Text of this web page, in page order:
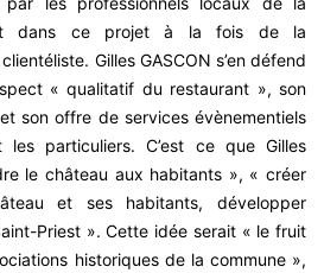
dans ce projet à la fois de la
Gilles GASCON s’en défend
« qualitatif du restaurant », son
son offre de services évènementiels
particuliers. C’est ce que Gilles
le château aux habitants », « créer
et ses habitants, développer
Priest ». Cette idée serait « le fruit
historiques de la commune »,